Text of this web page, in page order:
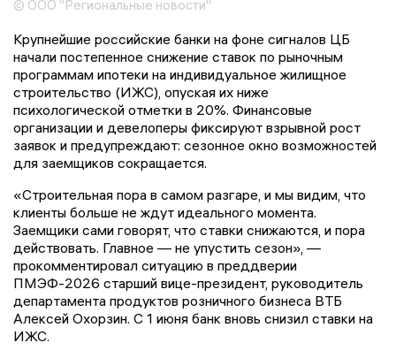
© ООО "Региональные новости"
Крупнейшие российские банки на фоне сигналов ЦБ
начали постепенное снижение ставок по рыночным
программам ипотеки на индивидуальное жилищное
строительство (ИЖС), опуская их ниже
психологической отметки в 20%. Финансовые
организации и девелоперы фиксируют взрывной рост
заявок и предупреждают: сезонное окно возможностей
для заемщиков сокращается.
«Строительная пора в самом разгаре, и мы видим, что
клиенты больше не ждут идеального момента.
Заемщики сами говорят, что ставки снижаются, и пора
действовать. Главное — не упустить сезон», —
прокомментировал ситуацию в преддверии
ПМЭФ-2026 старший вице-президент, руководитель
департамента продуктов розничного бизнеса ВТБ
Алексей Охорзин. C 1 июня банк вновь снизил ставки на
ИЖС.